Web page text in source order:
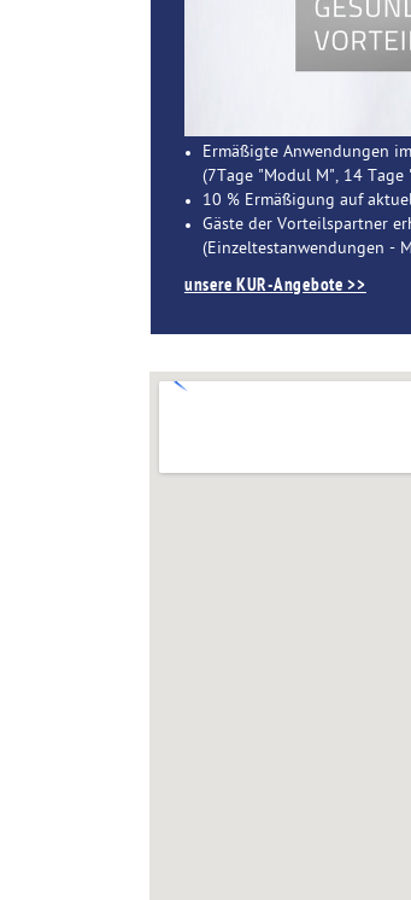
Ermäßigte Anwendungen
(7Tage "Modul M", 14
10 % Ermäßigung auf
Gäste der Vorteilspartner
(Einzeltestanwendungen -
unsere KUR-Angebote >>